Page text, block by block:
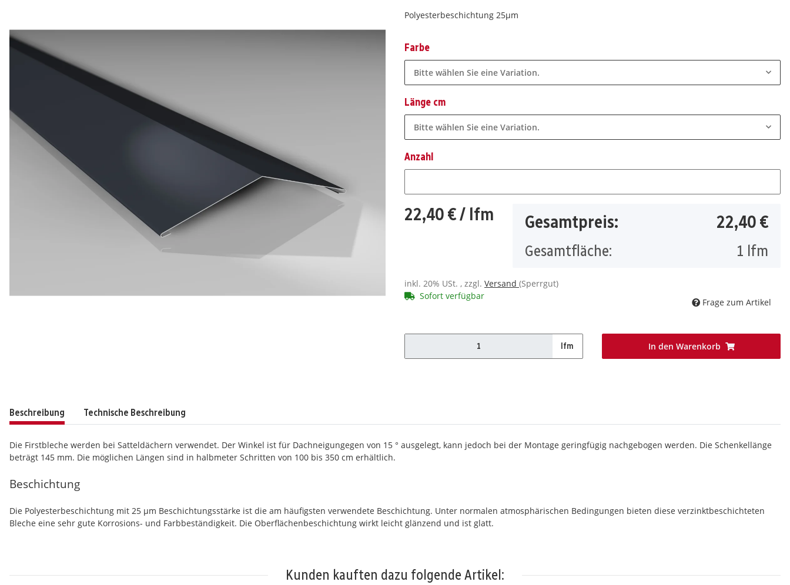
Polyesterbeschichtung 25µm
Farbe
Bitte wählen Sie eine Variation.
Länge cm
Bitte wählen Sie eine Variation.
Anzahl
22,40 €/ lfm Gesamtpreis: 22,40 €
Gesamtfläche: 1 lfm
inkl. 20% USt. , zzgl. Versand (Sperrgut)
Sofort verfügbar
Frage zum Artikel
lfm In den Warenkorb
Beschreibung
Technische Beschreibung
Die Firstbleche werden bei Satteldächern verwendet. Der Winkel ist für Dachneigungegen von 15 ° ausgelegt, kann jedoch bei der Montage geringfügig nachgebogen werden. Die Schenkellänge
beträgt 145 mm. Die möglichen Längen sind in halbmeter Schritten von 100 bis 350 cm erhältlich.
Beschichtung
Die Polyesterbeschichtung mit 25 µm Beschichtungsstärke ist die am häufigsten verwendete Beschichtung. Unter normalen atmosphärischen Bedingungen bieten diese verzinktbeschichteten
Bleche eine sehr gute Korrosions- und Farbbeständigkeit. Die Oberflächenbeschichtung wirkt leicht glänzend und ist glatt.
Kunden kauften dazu folgende Artikel: